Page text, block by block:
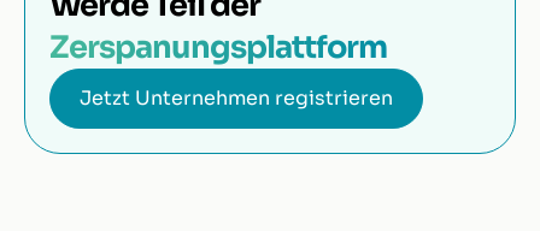
Zerspanungsplattform
Jetzt Unternehmen registrieren